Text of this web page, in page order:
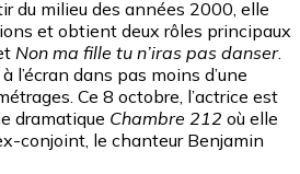
du milieu des années 2000, elle
et obtient deux rôles principaux
Non ma fille tu n’iras pas danser.
l’écran dans pas moins d’une
Ce 8 octobre, l’actrice est
dramatique Chambre 212 où elle
conjoint, le chanteur Benjamin